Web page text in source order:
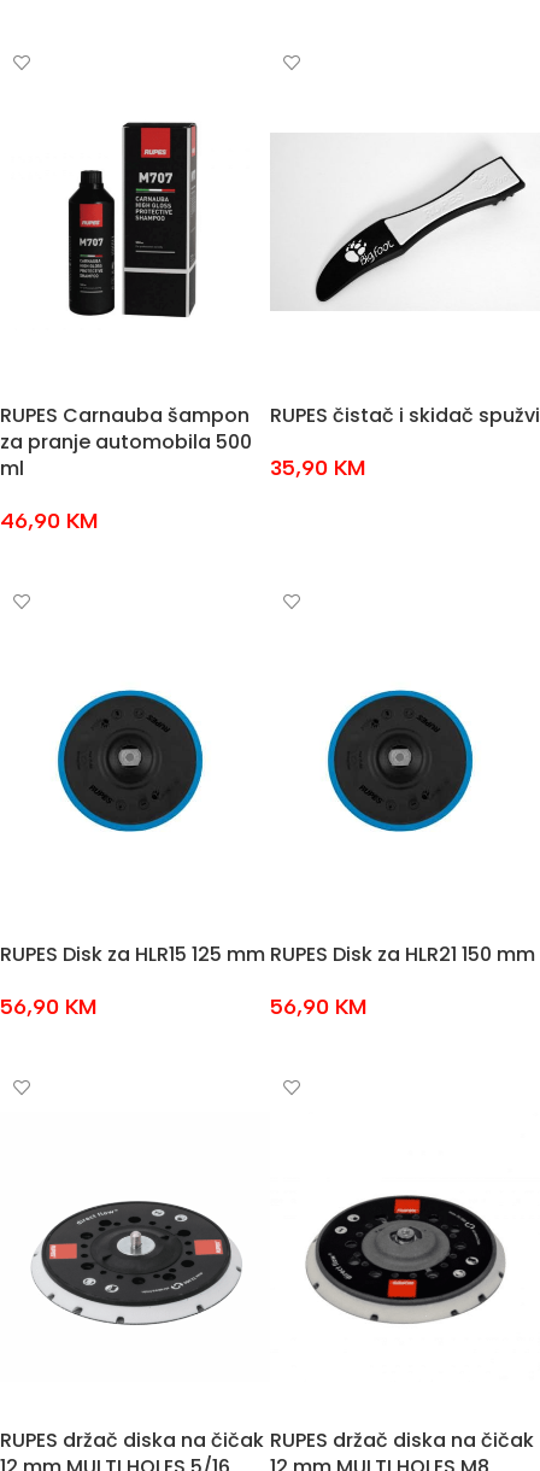
RUPES Carnauba šampon
za pranje automobila 500
ml
46,90 KM
RUPES čistač i skidač spužvi
35,90 KM
RUPES Disk za HLR15 125 mm
56,90 KM
RUPES Disk za HLR21 150 mm
56,90 KM
RUPES držač diska na čičak RUPES držač diska na čičak